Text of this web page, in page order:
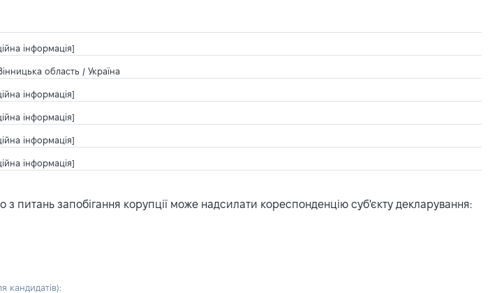
інформація]
область / Україна
інформація]
інформація]
інформація]
інформація]
питань запобігання корупції може надсилати кореспонденцію суб'єкту декларування:
кандидатів):